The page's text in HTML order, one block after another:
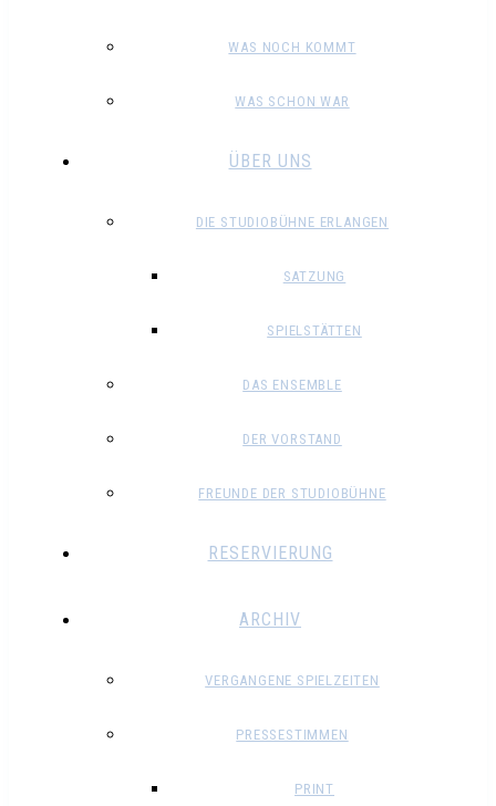
WAS NOCH KOMMT
WAS SCHON WAR
ÜBER UNS
DIE STUDIOBÜHNE ERLANGEN
SATZUNG
SPIELSTÄTTEN
DAS ENSEMBLE
DER VORSTAND
FREUNDE DER STUDIOBÜHNE
RESERVIERUNG
ARCHIV
VERGANGENE SPIELZEITEN
PRESSESTIMMEN
PRINT